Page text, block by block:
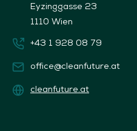
Eyzinggasse 23
1110 Wien
+43 1 928 08 79
office@cleanfuture.at
cleanfuture.at